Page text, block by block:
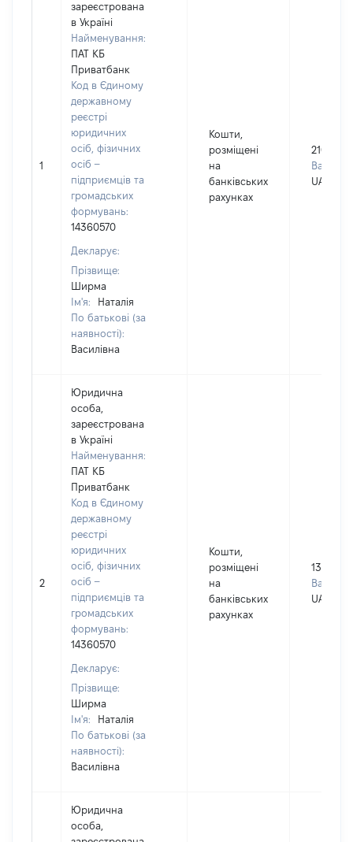
1
зареєстрована
в Україні
Найменування:
ПАТ КБ
Приватбанк
Код в Єдиному
державному
реєстрі
юридичних
осіб, фізичних
осіб –
підприємців та
громадських
формувань:
14360570
Декларує:
Прізвище:
Ширма
Ім'я:
Наталія
По батькові (за
наявності):
Василівна
Кошти,
розміщені
на
банківських
рахунках
21000
Валюта:
UAH
2
Юридична
особа,
зареєстрована
в Україні
Найменування:
ПАТ КБ
Приватбанк
Код в Єдиному
державному
реєстрі
юридичних
осіб, фізичних
осіб –
підприємців та
громадських
формувань:
14360570
Декларує:
Прізвище:
Ширма
Ім'я:
Наталія
По батькові (за
наявності):
Василівна
Кошти,
розміщені
на
банківських
рахунках
13900
Валюта:
UAH
Юридична
особа,